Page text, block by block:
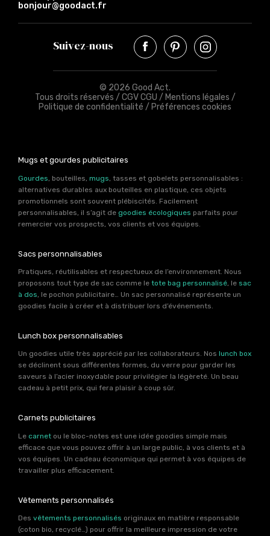
bonjour@goodact.fr
Suivez-nous
© 2026 Good Act.
Tous droits réservés / CGV CGU / Mentions légales /
Politique de confidentialité / Préférences cookies
Mugs et gourdes publicitaires
Gourdes , bouteilles, mugs , tasses et gobelets personnalisables :
alternatives durables aux bouteilles en plastique, ces objets
promotionnels sont souvent plébiscités. Facilement
personnalisables, il s’agit de goodies écologiques parfaits pour
remercier vos prospects, vos clients et vos équipes.
Sacs personnalisables
Pratiques, réutilisables et respectueux de l’environnement. Nous
proposons tout type de sac comme le tote bag personnalisé, le sac
à dos, le pochon publicitaire… Un sac personnalisé représente un
goodies facile à créer et à distribuer lors d’événements.
Lunch box personnalisables
Un goodies utile très apprécié par les collaborateurs. Nos lunch box
se déclinent sous différentes formes, du verre pour garder les
saveurs à l’acier inoxydable pour privilégier la légèreté. Un beau
cadeau à petit prix, qui fera plaisir à coup sûr.
Carnets publicitaires
Le carnet ou le bloc-notes est une idée goodies simple mais
efficace que vous pouvez offrir à un large public, à vos clients et à
vos équipes. Un cadeau économique qui permet à vos équipes de
travailler plus efficacement.
Vêtements personnalisés
Des vêtements personnalisés originaux en matière responsable
(coton bio, recyclé…) pour offrir la meilleure impression de votre